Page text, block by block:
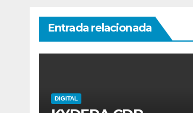
Entrada relacionada
DIGITAL